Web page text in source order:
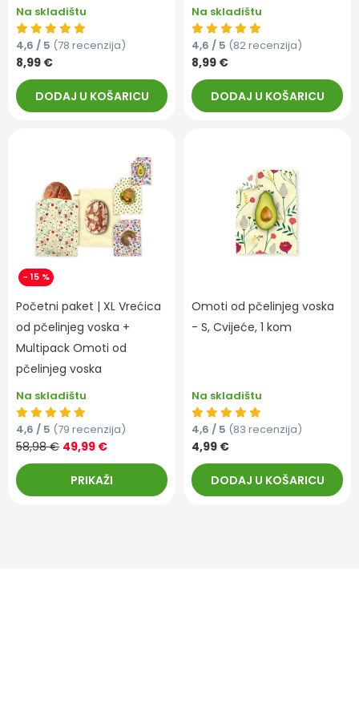
Na skladištu
4,6 / 5 (78 recenzija)
8,99 €
DODAJ U KOŠARICU
Na skladištu
4,6 / 5 (82 recenzija)
8,99 €
DODAJ U KOŠARICU
- 15 %
Početni paket | XL Vrećica
od pčelinjeg voska +
Multipack Omoti od
pčelinjeg voska
Na skladištu
4,6 / 5 (79 recenzija)
58,98 € 49,99 €
PRIKAŽI
Omoti od pčelinjeg voska
- S, Cvijeće, 1 kom
Na skladištu
4,6 / 5 (83 recenzija)
4,99 €
DODAJ U KOŠARICU